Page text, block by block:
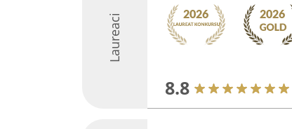
Laureaci
8.8